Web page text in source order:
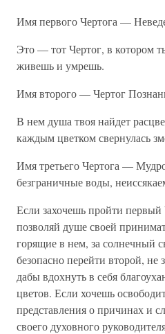
Имя первого Чертога —
Это — тот Чертог, в котором
живешь и умрешь.
Имя второго — Чертог
В нем душа твоя найдет
каждым цветком свернулась
Имя третьего Чертога —
безграничные воды,
Если захочешь пройти первый
позволяй душе своей
горящие в нем, за солнечный
безопасно перейти второй, не
дабы вдохнуть в себя
цветов. Если хочешь
представления о причинах и
своего духовного